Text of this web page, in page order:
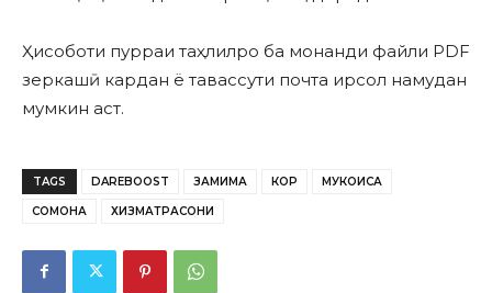
Ҳисоботи пурраи таҳлилро ба монанди файли PDF
зеркашӣ кардан ё тавассути почта ирсол намудан
мумкин аст.
TAGS DAREBOOST ЗАМИМА КОР МУКОИСА
СОМОНА ХИЗМАТРАСОНИ